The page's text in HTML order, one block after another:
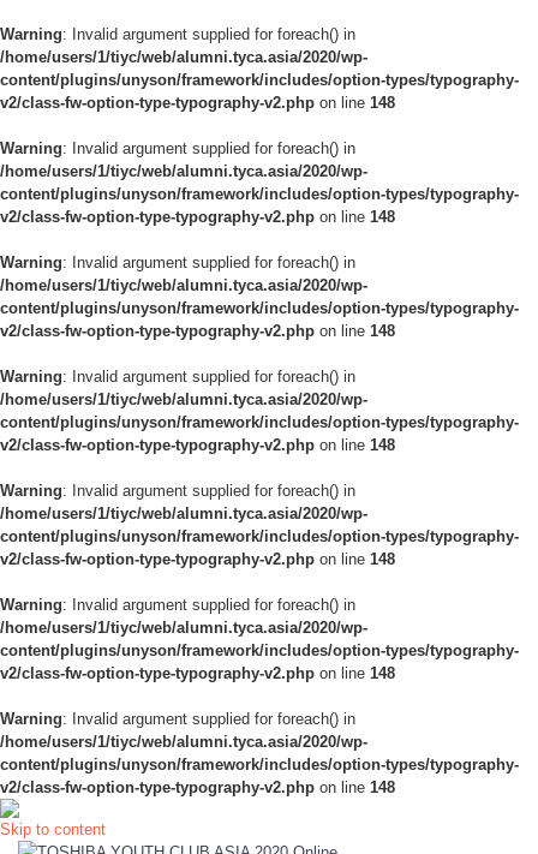
Warning: Invalid argument supplied for foreach() in
/home/users/1/tiyc/web/alumni.tyca.asia/2020/wp-
content/plugins/unyson/framework/includes/option-types/typography-
v2/class-fw-option-type-typography-v2.php on line 148
Warning: Invalid argument supplied for foreach() in
/home/users/1/tiyc/web/alumni.tyca.asia/2020/wp-
content/plugins/unyson/framework/includes/option-types/typography-
v2/class-fw-option-type-typography-v2.php on line 148
Warning: Invalid argument supplied for foreach() in
/home/users/1/tiyc/web/alumni.tyca.asia/2020/wp-
content/plugins/unyson/framework/includes/option-types/typography-
v2/class-fw-option-type-typography-v2.php on line 148
Warning: Invalid argument supplied for foreach() in
/home/users/1/tiyc/web/alumni.tyca.asia/2020/wp-
content/plugins/unyson/framework/includes/option-types/typography-
v2/class-fw-option-type-typography-v2.php on line 148
Warning: Invalid argument supplied for foreach() in
/home/users/1/tiyc/web/alumni.tyca.asia/2020/wp-
content/plugins/unyson/framework/includes/option-types/typography-
v2/class-fw-option-type-typography-v2.php on line 148
Warning: Invalid argument supplied for foreach() in
/home/users/1/tiyc/web/alumni.tyca.asia/2020/wp-
content/plugins/unyson/framework/includes/option-types/typography-
v2/class-fw-option-type-typography-v2.php on line 148
Warning: Invalid argument supplied for foreach() in
/home/users/1/tiyc/web/alumni.tyca.asia/2020/wp-
content/plugins/unyson/framework/includes/option-types/typography-
v2/class-fw-option-type-typography-v2.php on line 148
Skip to content